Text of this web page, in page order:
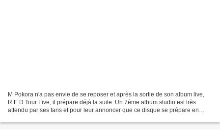
M Pokora n'a pas envie de se reposer et après la sortie de son album live,
R.E.D Tour Live, il prépare déjà la suite. Un 7ème album studio est très
attendu par ses fans et pour leur annoncer que ce disque se prépare en